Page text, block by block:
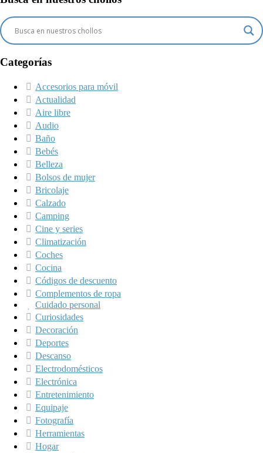
Categorías
Accesorios para móvil
Actualidad
Aire libre
Audio
Baño
Bebés
Belleza
Bolsos de mujer
Bricolaje
Calzado
Camping
Cine y series
Climatización
Coches
Cocina
Códigos de descuento
Complementos de ropa
Cuidado personal
Curiosidades
Decoración
Deportes
Descanso
Electrodomésticos
Electrónica
Entretenimiento
Equipaje
Fotografía
Herramientas
Hogar